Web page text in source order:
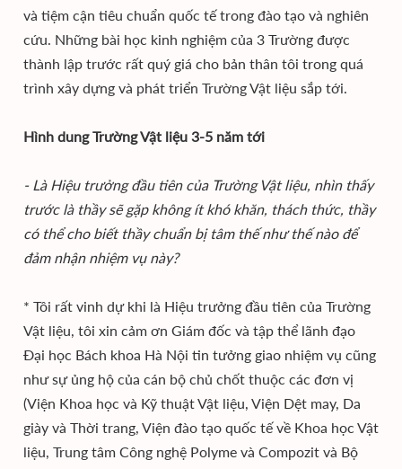
và tiệm cận tiêu chuẩn quốc tế trong đào tạo và nghiên
cứu. Những bài học kinh nghiệm của 3 Trường được
thành lập trước rất quý giá cho bản thân tôi trong quá
trình xây dựng và phát triển Trường Vật liệu sắp tới.
Hình dung Trường Vật liệu 3-5 năm tới
- Là Hiệu trưởng đầu tiên của Trường Vật liệu, nhìn thấy
trước là thầy sẽ gặp không ít khó khăn, thách thức, thầy
có thể cho biết thầy chuẩn bị tâm thế như thế nào để
đảm nhận nhiệm vụ này?
* Tôi rất vinh dự khi là Hiệu trưởng đầu tiên của Trường
Vật liệu, tôi xin cảm ơn Giám đốc và tập thể lãnh đạo
Đại học Bách khoa Hà Nội tin tưởng giao nhiệm vụ cũng
như sự ủng hộ của cán bộ chủ chốt thuộc các đơn vị
(Viện Khoa học và Kỹ thuật Vật liệu, Viện Dệt may, Da
giày và Thời trang, Viện đào tạo quốc tế về Khoa học Vật
liệu, Trung tâm Công nghệ Polyme và Compozit và Bộ